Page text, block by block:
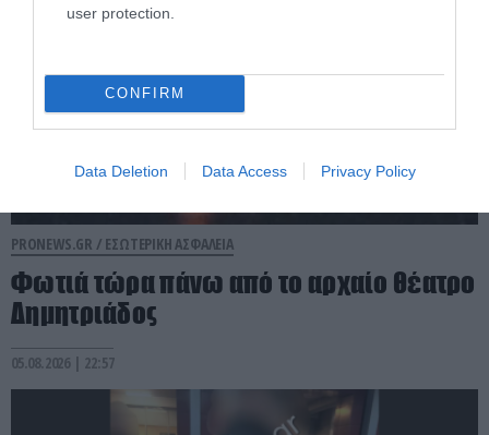
user protection.
CONFIRM
Data Deletion Data Access Privacy Policy
PRONEWS.GR / ΕΣΩΤΕΡΙΚΗ ΑΣΦΑΛΕΙΑ
Φωτιά τώρα πάνω από το αρχαίο θέατρο
Δημητριάδος
05.08.2026 | 22:57